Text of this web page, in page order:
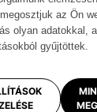
az Ön
olyan adatokkal,
gyűjtöttek.